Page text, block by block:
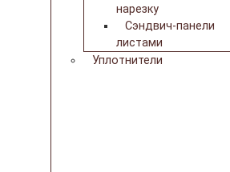
нарезку
Сэндвич-панели
листами
Уплотнители